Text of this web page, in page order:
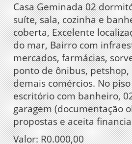
Casa Geminada 02
suíte, sala, cozinha e
coberta, Excelente
do mar, Bairro com
mercados, farmácias,
ponto de ônibus, petshop,
demais comércios. No
escritório com banheiro,
garagem (documentação
propostas e aceita
Valor: R0.000,00